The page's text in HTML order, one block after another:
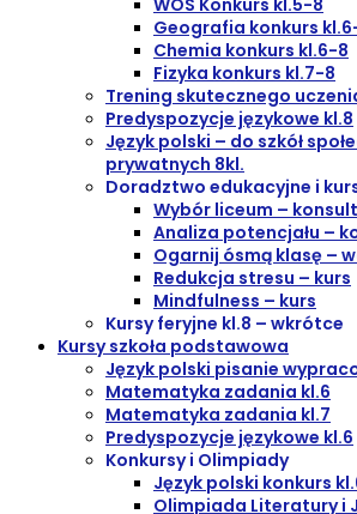
WOS Konkurs kl.5-8
Geografia konkurs
Chemia konkurs kl.6-8
Fizyka konkurs kl.7-8
Trening skutecznego
Predyspozycje językowe kl.8
Język polski – do szkół
prywatnych 8kl.
Doradztwo edukacyjne i
Wybór liceum –
Analiza potencjału –
Ogarnij ósmą klasę –
Redukcja stresu – kurs
Mindfulness – kurs
Kursy feryjne kl.8 – wkrótce
Kursy szkoła podstawowa
Język polski pisanie
Matematyka zadania kl.6
Matematyka zadania kl.7
Predyspozycje językowe kl.6
Konkursy i Olimpiady
Język polski konkurs
Olimpiada Literatury i